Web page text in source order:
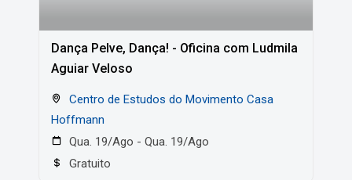
Dança Pelve, Dança! - Oficina com Ludmila
Aguiar Veloso
Hoffmann
Qua. 19/Ago - Qua. 19/Ago
Gratuito